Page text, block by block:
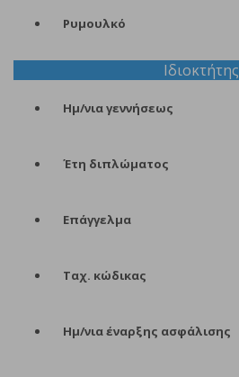
Ρυμουλκό
Ιδιοκτήτης
Ημ/νια γεννήσεως
Έτη διπλώματος
Επάγγελμα
Ταχ. κώδικας
Ημ/νια έναρξης ασφάλισης